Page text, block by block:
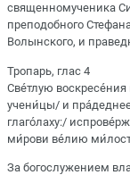
священномученика
преподобного
Волынского, и
Тропарь, глас 4
Све́тлую
учени́цы/ и
глаго́лаху:/
ми́рови ве́лию
За богослужением